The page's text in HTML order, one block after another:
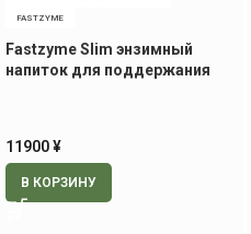
FASTZYME
Fastzyme Slim энзимный
напиток для поддержания
11900¥
В КОРЗИНУ